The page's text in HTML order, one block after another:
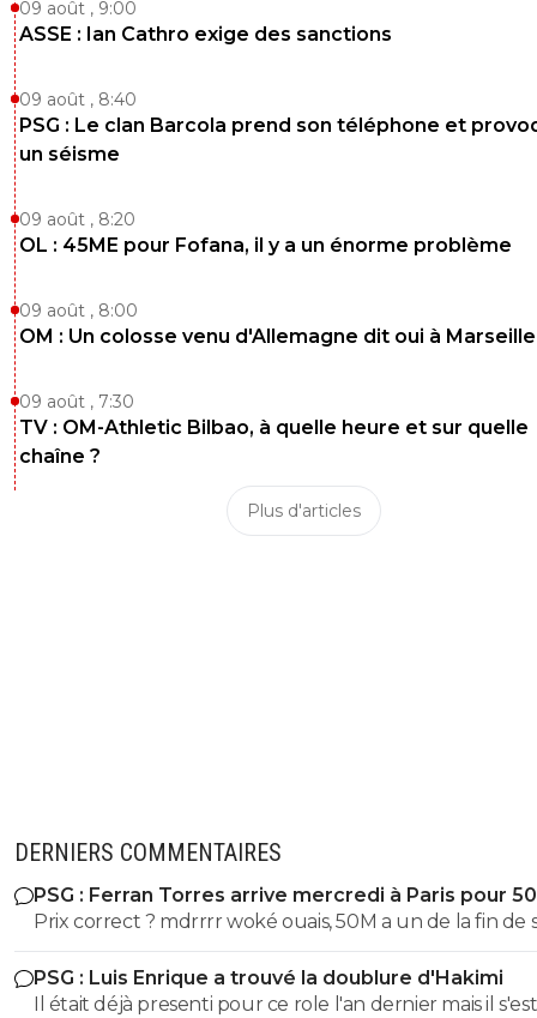
09 août , 9:00
ASSE : Ian Cathro exige des sanctions
09 août , 8:40
PSG : Le clan Barcola prend son téléphone et
un séisme
09 août , 8:20
OL : 45ME pour Fofana, il y a un énorme problème
09 août , 8:00
OM : Un colosse venu d'Allemagne dit oui à Marseille
09 août , 7:30
TV : OM-Athletic Bilbao, à quelle heure et sur quelle
chaîne ?
Plus d'articles
DERNIERS COMMENTAIRES
PSG : Ferran Torres arrive mercredi à Paris pour
Prix correct ? mdrrrr woké ouais, 50M a un de la fin de
contrat, la blague, venez pas pleurer quand je
sur Godts
PSG : Luis Enrique a trouvé la doublure d'Hakimi
Il était déjà presenti pour ce role l'an dernier mais il